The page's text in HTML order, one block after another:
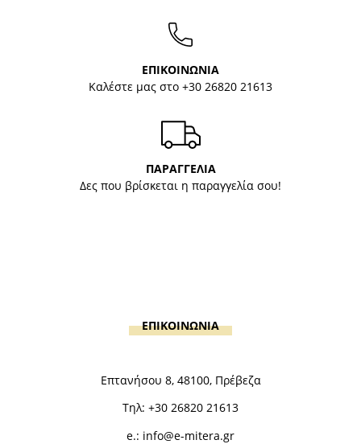
ΕΠΙΚΟΙΝΩΝΙΑ
Καλέστε μας στο +30 26820 21613
ΠΑΡΑΓΓΕΛΙΑ
Δες που βρίσκεται η παραγγελία σου!
ΕΠΙΚΟΙΝΩΝΙΑ
Επτανήσου 8, 48100, Πρέβεζα
Τηλ: +30 26820 21613
e.: info@e-mitera.gr